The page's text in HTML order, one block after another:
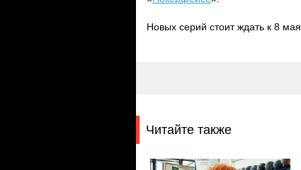
Новых серий стоит ждать к 8 мая.
Читайте также